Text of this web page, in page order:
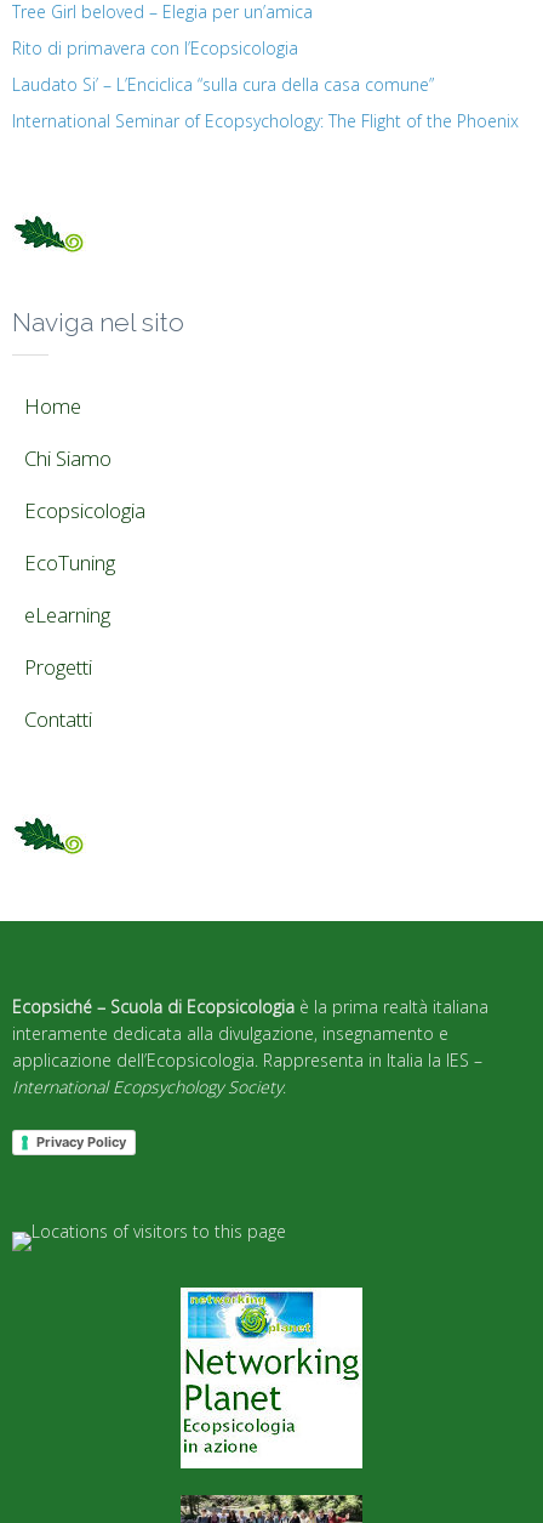
Tree Girl beloved – Elegia per un’amica
Rito di primavera con l’Ecopsicologia
Laudato Si’ – L’Enciclica “sulla cura della casa comune”
International Seminar of Ecopsychology: The Flight of the Phoenix
Naviga nel sito
Home
Chi Siamo
Ecopsicologia
EcoTuning
eLearning
Progetti
Contatti
Ecopsiché – Scuola di Ecopsicologia è la prima realtà italiana
interamente dedicata alla divulgazione, insegnamento e
applicazione dell’Ecopsicologia. Rappresenta in Italia la IES –
International Ecopsychology Society.
Privacy Policy